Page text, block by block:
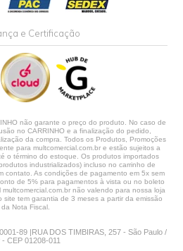
e Certificação
não garante o preço do produto. No caso de
no CARRINHO e a finalização do pedido,
da compra. Todos os Produtos, Promoções
para multcomercial.com.br e estão sujeitos a
o término do estoque. Os produtos importados
industrializados) incluso no carrinho de
contato. As condições de pagamento em 5x sem
de 5% para pagamentos à vista ou no boleto
não valendo para nossa loja
tem garantia de 3 meses a partir da emissão
da Nota Fiscal.
89 |RUA DOS TIMBIRAS, 257 - São Paulo /
- CEP 01208-011